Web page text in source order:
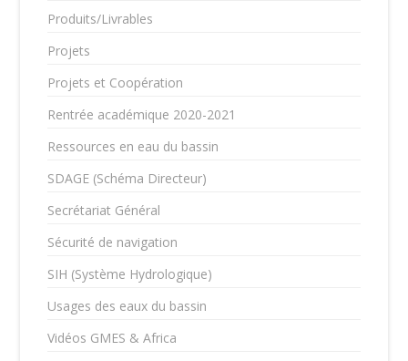
Produits/Livrables
Projets
Projets et Coopération
Rentrée académique 2020-2021
Ressources en eau du bassin
SDAGE (Schéma Directeur)
Secrétariat Général
Sécurité de navigation
SIH (Système Hydrologique)
Usages des eaux du bassin
Vidéos GMES & Africa